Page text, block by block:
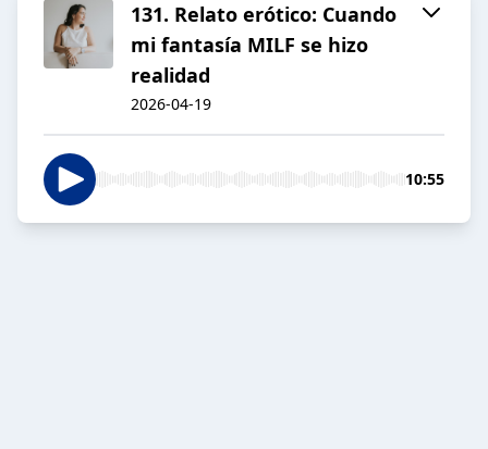
131. Relato erótico: Cuando
mi fantasía MILF se hizo
realidad
2026-04-19
10:55